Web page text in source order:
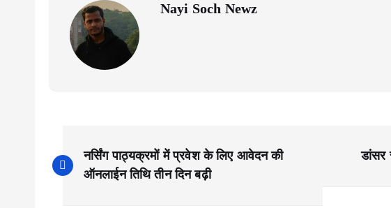
Nayi Soch Newz
o
नर्सिंग पाठ्यक्रमों में प्रवेश के लिए आवेदन की
ऑनलाईन तिथि तीन दिन बढ़ी
डांसर